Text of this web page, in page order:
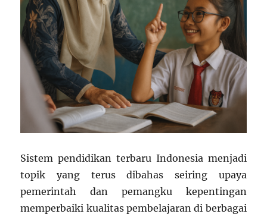
Sistem pendidikan terbaru Indonesia menjadi
topik yang terus dibahas seiring upaya
pemerintah dan pemangku kepentingan
memperbaiki kualitas pembelajaran di berbagai